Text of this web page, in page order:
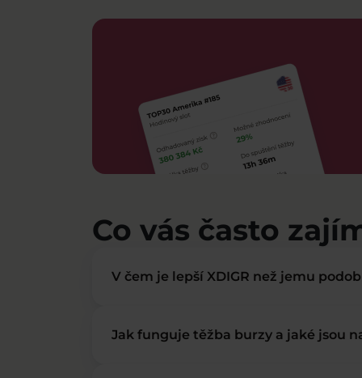
Co vás často
V čem je lepší XDIGR než jemu
Jak funguje těžba burzy a jaké jsou